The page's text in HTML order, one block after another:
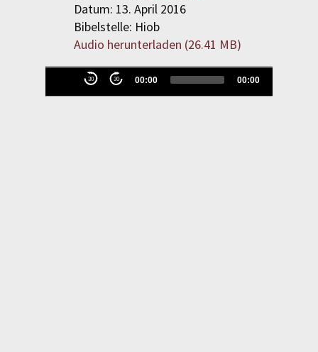
Evangelisch-Reformierte
Baptistengemeinde
Wetzlar
Datum: 13. April 2016
Bibelstelle: Hiob
Audio herunterladen (26.41 MB)
Player
30 30 00:00 00:00